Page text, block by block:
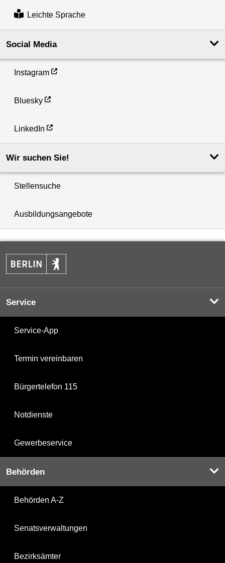
Leichte Sprache
Social Media
Instagram
Bluesky
LinkedIn
Wir suchen Sie!
Stellensuche
Ausbildungsangebote
Service
Service-App
Termin vereinbaren
Bürgertelefon 115
Notdienste
Gewerbeservice
Behörden
Behörden A-Z
Senatsverwaltungen
Bezirksämter